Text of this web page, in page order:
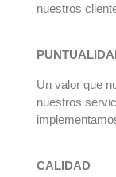
nuestros
Un valor que
nuestros
CALIDAD